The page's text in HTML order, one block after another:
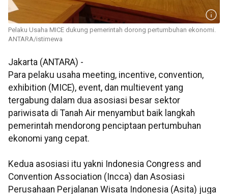
Pelaku Usaha MICE dukung pemerintah dorong pertumbuhan ekonomi.
ANTARA/istimewa
Jakarta (ANTARA) -
Para pelaku usaha meeting, incentive, convention,
exhibition (MICE), event, dan multievent yang
tergabung dalam dua asosiasi besar sektor
pariwisata di Tanah Air menyambut baik langkah
pemerintah mendorong penciptaan pertumbuhan
ekonomi yang cepat.
Kedua asosiasi itu yakni Indonesia Congress and
Convention Association (Incca) dan Asosiasi
Perusahaan Perjalanan Wisata Indonesia (Asita) juga